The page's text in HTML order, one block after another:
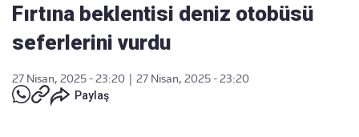
Fırtına beklentisi deniz otobüsü
seferlerini vurdu
27 Nisan, 2025 - 23:20
27 Nisan, 2025 - 23:20
Paylaş